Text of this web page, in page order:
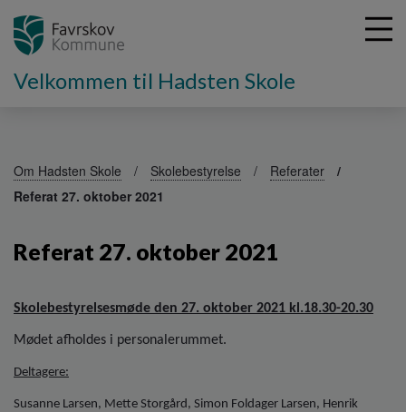
Velkommen til Hadsten Skole
Om Hadsten Skole Skolebestyrelse
Referater
Referat 27. oktober 2021
Referat 27. oktober 2021
Skolebestyrelsesmøde den 27. oktober 2021 kl.18.30-20.30
Mødet afholdes i personalerummet.
Deltagere:
Susanne Larsen, Mette Storgård, Simon Foldager Larsen, Henrik